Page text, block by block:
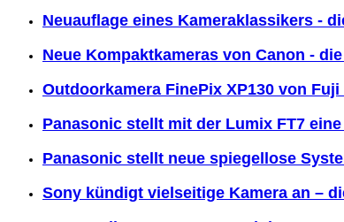
Neuauflage eines Kameraklassikers -
Neue Kompaktkameras von Canon -
Outdoorkamera FinePix XP130 von
Panasonic stellt mit der Lumix FT7
Panasonic stellt neue spiegellose
Sony kündigt vielseitige Kamera an –